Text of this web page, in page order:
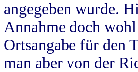
angegeben wurde.
Annahme doch
Ortsangabe für den
man aber von der